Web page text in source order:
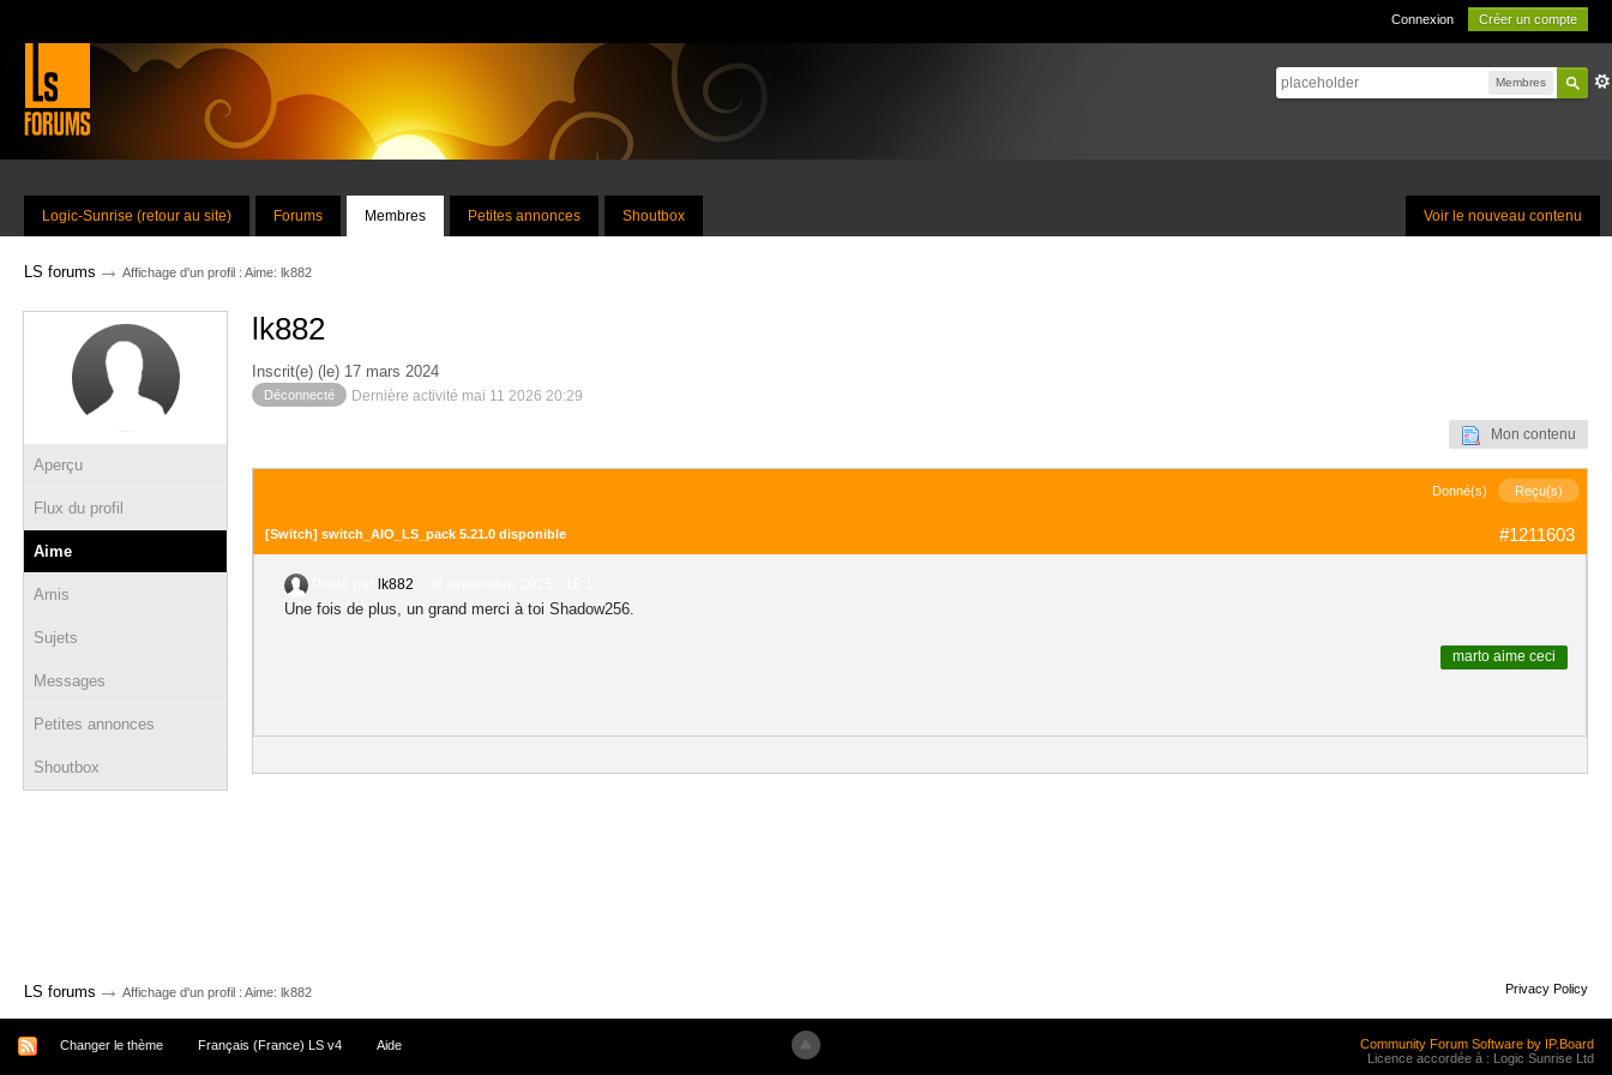
Connexion Créer un compte
Membres
Voir le nouveau contenu
Logic-Sunrise (retour au site) Forums Membres Petites annonces Shoutbox
LS forums → Affichage d'un profil : Aime: lk882
Aperçu
Flux du profil
Aime
Amis
Sujets
Messages
Petites annonces
Shoutbox
lk882
Inscrit(e) (le) 17 mars 2024
Déconnecté Dernière activité mai 11 2026 20:29
Mon contenu
Donné(s) Reçu(s)
#1211603
[Switch] switch_AIO_LS_pack 5.21.0 disponible
lk882
Une fois de plus, un grand merci à toi Shadow256.
marto aime ceci
LS forums → Affichage d'un profil : Aime: lk882 Privacy Policy
Changer le thème Français (France) LS v4 Aide
Community Forum Software by IP.Board
Licence accordée à : Logic Sunrise Ltd